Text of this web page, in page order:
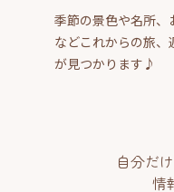
季節の景色や名所、
などこれからの旅、
が見つかります♪
自分だ
情